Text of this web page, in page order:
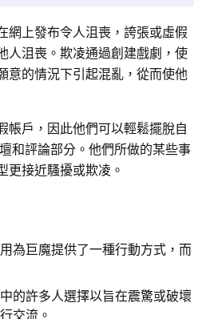
網上發布令人沮喪，誇張或虛假
人沮喪。欺凌通過創建戲劇，使
意的情況下引起混亂，從而使他
帳戶，因此他們可以輕鬆擺脫自
和評論部分。他們所做的某些事
更接近騷擾或欺凌。
為巨魔提供了一種行動方式，而
的許多人選擇以旨在震驚或破壞